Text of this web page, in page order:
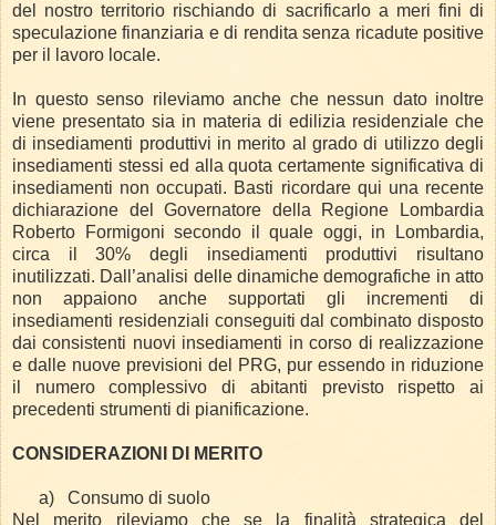
del nostro territorio rischiando di sacrificarlo a meri fini di
speculazione finanziaria e di rendita senza ricadute positive
per il lavoro locale.
In questo senso rileviamo anche che nessun dato inoltre
viene presentato sia in materia di edilizia residenziale che
di insediamenti produttivi in merito al grado di utilizzo degli
insediamenti stessi ed alla quota certamente significativa di
insediamenti non occupati. Basti ricordare qui una recente
dichiarazione del Governatore della Regione Lombardia
Roberto Formigoni secondo il quale oggi, in Lombardia,
circa il 30% degli insediamenti produttivi risultano
inutilizzati. Dall’analisi delle dinamiche demografiche in atto
non appaiono anche supportati gli incrementi di
insediamenti residenziali conseguiti dal combinato disposto
dai consistenti nuovi insediamenti in corso di realizzazione
e dalle nuove previsioni del PRG, pur essendo in riduzione
il numero complessivo di abitanti previsto rispetto ai
precedenti strumenti di pianificazione.
CONSIDERAZIONI DI MERITO
a)
Consumo di suolo
Nel merito rileviamo che se la finalità strategica del